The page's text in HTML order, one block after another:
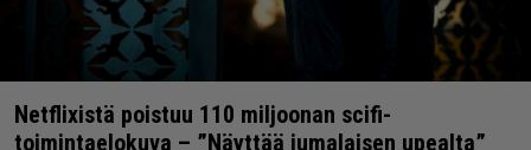
Netflixistä poistuu 110 miljoonan scifi-
toimintaelokuva – ”Näyttää jumalaisen upealta”